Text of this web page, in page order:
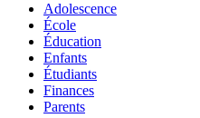
Adolescence
École
Éducation
Enfants
Étudiants
Finances
Parents